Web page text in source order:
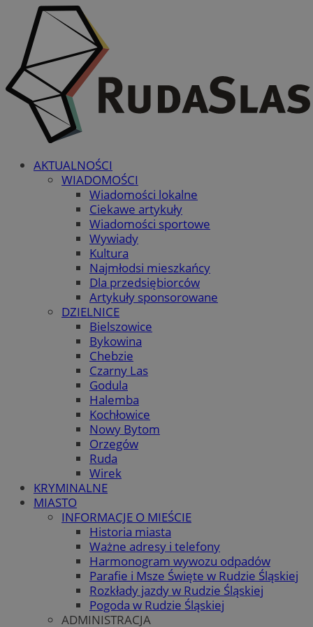
AKTUALNOŚCI
WIADOMOŚCI
Wiadomości lokalne
Ciekawe artykuły
Wiadomości sportowe
Wywiady
Kultura
Najmłodsi mieszkańcy
Dla przedsiębiorców
Artykuły sponsorowane
DZIELNICE
Bielszowice
Bykowina
Chebzie
Czarny Las
Godula
Halemba
Kochłowice
Nowy Bytom
Orzegów
Ruda
Wirek
KRYMINALNE
MIASTO
INFORMACJE O MIEŚCIE
Historia miasta
Ważne adresy i telefony
Harmonogram wywozu odpadów
Parafie i Msze Święte w Rudzie Śląskiej
Rozkłady jazdy w Rudzie Śląskiej
Pogoda w Rudzie Śląskiej
ADMINISTRACJA